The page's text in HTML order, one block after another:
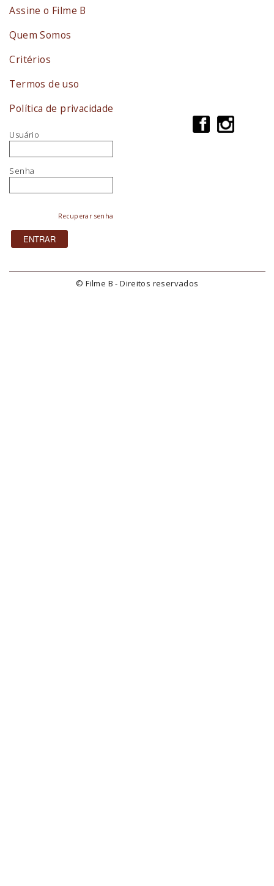
Assine o Filme B
Quem Somos
Critérios
Termos de uso
Política de privacidade
Usuário
Senha
Recuperar senha
© Filme B - Direitos reservados